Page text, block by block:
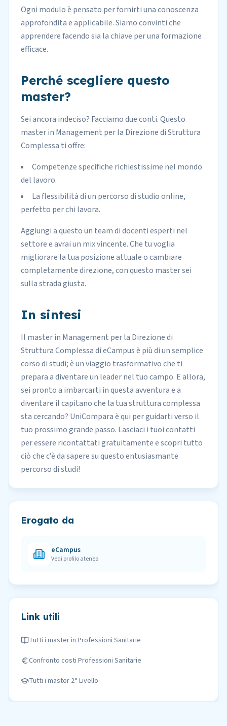
Ogni modulo è pensato per fornirti una conoscenza
approfondita e applicabile. Siamo convinti che
apprendere facendo sia la chiave per una formazione
efficace.
Perché scegliere questo
master?
Sei ancora indeciso? Facciamo due conti. Questo
master in Management per la Direzione di Struttura
Complessa ti offre:
Competenze specifiche richiestissime nel mondo
del lavoro.
La flessibilità di un percorso di studio online,
perfetto per chi lavora.
Aggiungi a questo un team di docenti esperti nel
settore e avrai un mix vincente. Che tu voglia
migliorare la tua posizione attuale o cambiare
completamente direzione, con questo master sei
sulla strada giusta.
In sintesi
Il master in Management per la Direzione di
Struttura Complessa di eCampus è più di un semplice
corso di studi; è un viaggio trasformativo che ti
prepara a diventare un leader nel tuo campo. E allora,
sei pronto a imbarcarti in questa avventura e a
diventare il capitano che la tua struttura complessa
sta cercando? UniCompara è qui per guidarti verso il
tuo prossimo grande passo. Lasciaci i tuoi contatti
per essere ricontattati gratuitamente e scopri tutto
ciò che c’è da sapere su questo entusiasmante
percorso di studi!
Erogato da
eCampus
Vedi profilo ateneo
Link utili
Tutti i master in Professioni Sanitarie
Confronto costi Professioni Sanitarie
Tutti i master 2° Livello